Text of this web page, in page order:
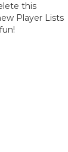
this
Player Lists